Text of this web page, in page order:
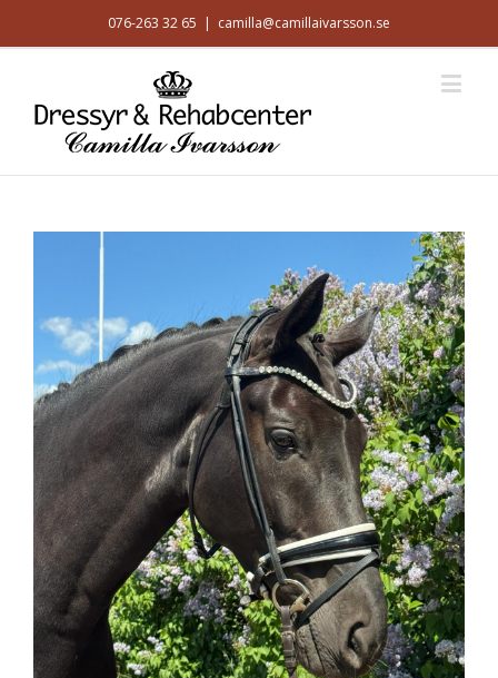
076-263 32 65 | camilla@camillaivarsson.se